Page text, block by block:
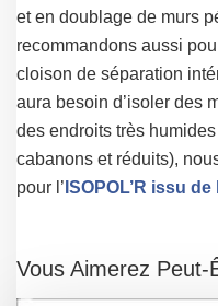
et en doublage de murs
recommandons aussi
cloison de séparation
aura besoin d’isoler des
des endroits très
cabanons et réduits),
pour l’ ISOPOL’R issu
Vous Aimerez